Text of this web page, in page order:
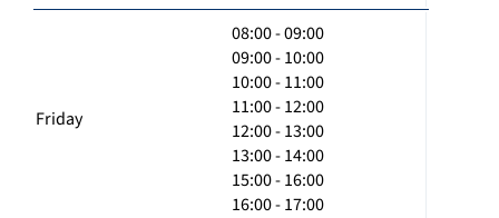
Friday
08:00 - 09:00
09:00 - 10:00
10:00 - 11:00
11:00 - 12:00
12:00 - 13:00
13:00 - 14:00
15:00 - 16:00
16:00 - 17:00